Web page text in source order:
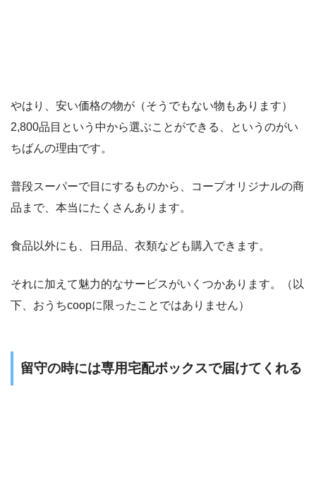
やはり、安い価格の物が（そうでもない物もあります）
2,800品目という中から選ぶことができる
、というのがい
ちばんの理由です。
普段スーパーで目にするものから、コープオリジナルの商
品まで、本当にたくさんあります。
食品以外にも、日用品、衣類なども購入できます。
それに加えて魅力的なサービスがいくつかあります。（以
下、おうちcoopに限ったことではありません）
留守の時には専用宅配ボックスで届けてくれる